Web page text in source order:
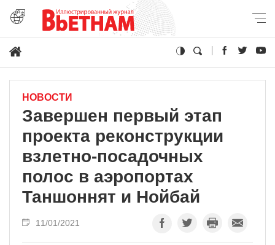
НОВОСТИ
Завершен первый этап
проекта реконструкции
взлетно-посадочных
полос в аэропортах
Таншоннят и Нойбай
11/01/2021